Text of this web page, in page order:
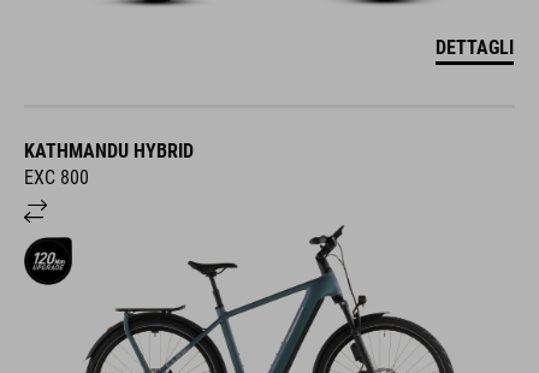
DETTAGLI
KATHMANDU HYBRID
EXC 800